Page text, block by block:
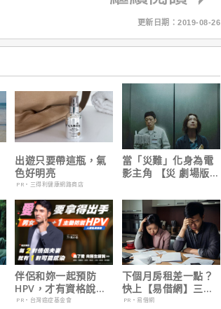
更新日期：2019-08-26
出遊只要帶這瓶，氣
色好明亮
PR・三得利健康網路商店
當「災難」化身為電
影主角 【災 劇場版】
伴侶和妳一起預防
HPV，才有資格說愛
妳！
PR・台灣癌症基金會
下個月房租差一點？
快上【易借網】三分
鐘解決燃眉之急
PR・易借網